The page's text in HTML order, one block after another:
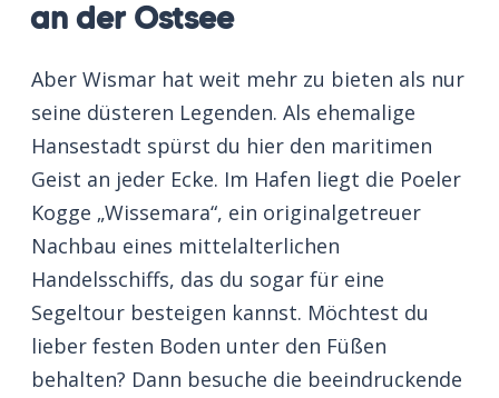
an der Ostsee
Aber Wismar hat weit mehr zu bieten als nur
seine düsteren Legenden. Als ehemalige
Hansestadt spürst du hier den maritimen
Geist an jeder Ecke. Im Hafen liegt die Poeler
Kogge „Wissemara“, ein originalgetreuer
Nachbau eines mittelalterlichen
Handelsschiffs, das du sogar für eine
Segeltour besteigen kannst. Möchtest du
lieber festen Boden unter den Füßen
behalten? Dann besuche die beeindruckende